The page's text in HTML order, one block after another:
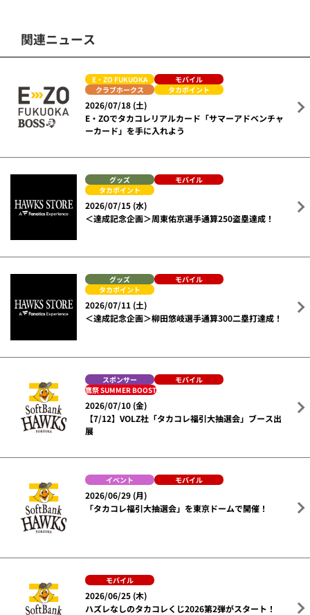
関連ニュース
E・ZO FUKUOKA
モバイル
クラブホークス
タカポイント
2026/07/18 (土)
E・ZOでタカコレリアルカード「サマーアドベンチャ
ーカード」を手に入れよう
グッズ
モバイル
タカポイント
2026/07/15 (水)
＜達成記念企画＞周東佑京選手通算250盗塁達成！
グッズ
モバイル
タカポイント
2026/07/11 (土)
＜達成記念企画＞柳田悠岐選手通算300二塁打達成！
スポンサー
モバイル
鷹祭 SUMMER BOOST
2026/07/10 (金)
【7/12】VOLZ社「タカコレ福引大抽選会」ブース出
展
イベント モバイル
2026/06/29 (月)
「タカコレ福引大抽選会」を東京ドームで開催！
モバイル
2026/06/25 (木)
ハズレなしのタカコレくじ2026第2弾がスタート！